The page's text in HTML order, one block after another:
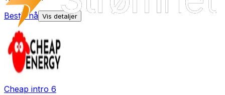
Bestill nå Vis detaljer
Cheap intro 6